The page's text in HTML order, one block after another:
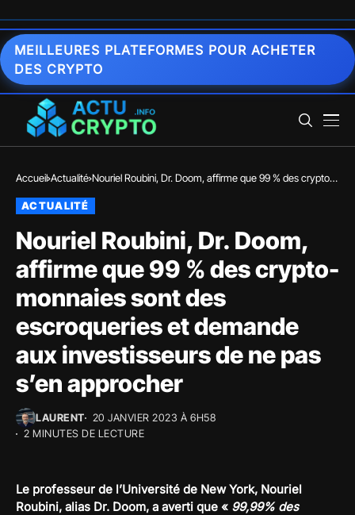
MEILLEURES PLATEFORMES POUR ACHETER
DES CRYPTO
Accueil Actualité Nouriel Roubini, Dr. Doom, affirme que 99 % des crypto-
ACTUALITÉ
Nouriel Roubini, Dr. Doom,
affirme que 99 % des crypto-
monnaies sont des
escroqueries et demande
aux investisseurs de ne pas
s’en approcher
LAURENT
20 JANVIER 2023 À 6H58
2 MINUTES DE LECTURE
Le professeur de l’Université de New York, Nouriel
Roubini, alias Dr. Doom, a averti que « 99,99% des